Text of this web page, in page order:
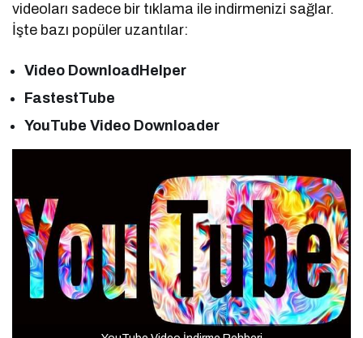
videoları sadece bir tıklama ile indirmenizi sağlar.
İşte bazı popüler uzantılar:
Video DownloadHelper
FastestTube
YouTube Video Downloader